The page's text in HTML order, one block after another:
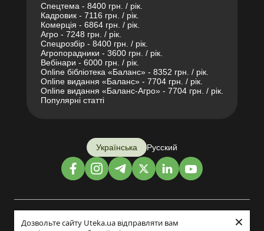
Дозвольте сайту Uteka.ua відправляти вам
×
Спецтема - 8400 грн. / рік.
Кадровик - 7116 грн. / рік.
Комерція - 6864 грн. / рік.
Агро - 7248 грн. / рік.
Спецрозбір - 8400 грн. / рік.
Агропорадники - 3600 грн. / рік.
Вебінари - 6000 грн. / рік.
Online бібліотека «Баланс» - 8352 грн. / рік.
Online видання «Баланс» - 7704 грн. / рік.
Online видання «Баланс-Агро» - 7704 грн. / рік.
Популярні статті
Українська Русский
Дизайн і розробка: